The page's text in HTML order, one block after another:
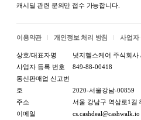
캐시딜 관련 문의만 접수 가능합니다.
이용약관 개인정보 처리 방침 사업자
상호/대표자명
넛지헬스케어 주식회사
사업자 등록 번호
849-88-00418
통신판매업 신고번
호
2020-서울강남-00859
주소
서울 강남구 역삼로1길
이메일
cs.cashdeal@cashwalk.io